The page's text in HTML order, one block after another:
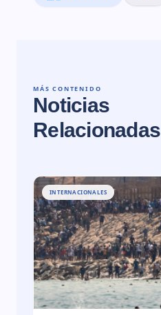
MÁS CONTENIDO
Noticias
Relacionadas
INTERNACIONALES